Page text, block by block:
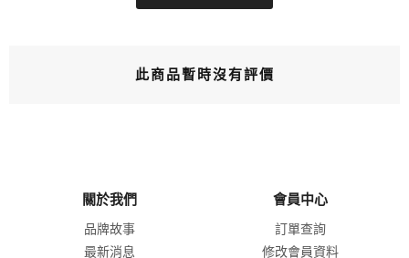
此商品暫時沒有評價
關於我們
品牌故事
最新消息
會員中心
訂單查詢
修改會員資料